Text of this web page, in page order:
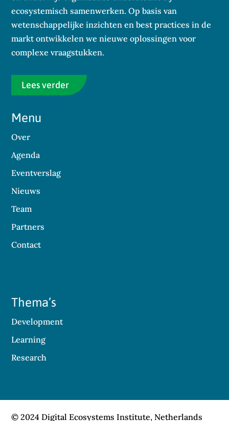
ecosystemisch samenwerken. Op basis van
wetenschappelijke inzichten en best practices in de
markt ontwikkelen we nieuwe oplossingen voor
complexe vraagstukken.
Lees verder
Menu
Over
Agenda
Eventverslag
Nieuws
Team
Partners
Contact
Thema’s
Development
Learning
Research
© 2024 Digital Ecosystems Institute, Netherlands